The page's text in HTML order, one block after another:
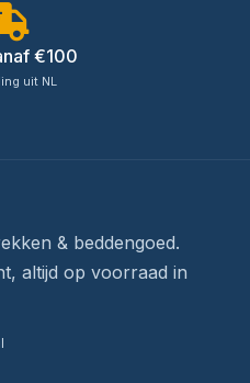
€100
uit NL
& beddengoed.
altijd op voorraad in